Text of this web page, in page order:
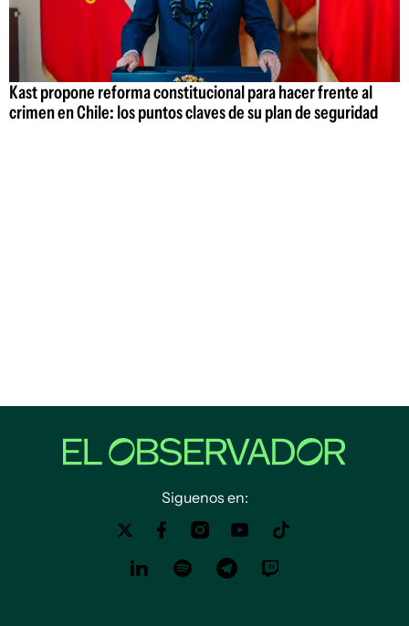
Kast propone reforma constitucional para hacer frente al
crimen en Chile: los puntos claves de su plan de seguridad
Siguenos en: